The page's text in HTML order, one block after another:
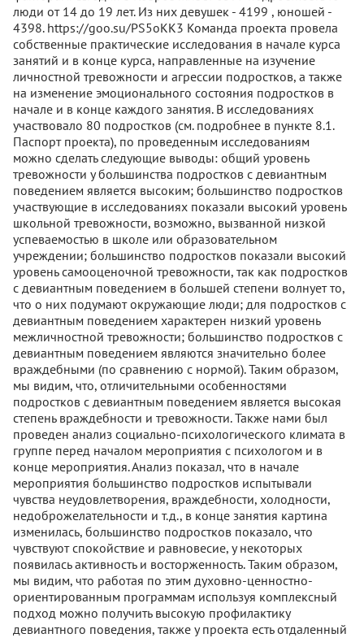
люди от 14 до 19 лет. Из них девушек - 4199 , юношей -
4398. https://goo.su/PS5oKK3 Команда проекта провела
собственные практические исследования в начале курса
занятий и в конце курса, направленные на изучение
личностной тревожности и агрессии подростков, а также
на изменение эмоционального состояния подростков в
начале и в конце каждого занятия. В исследованиях
участвовало 80 подростков (см. подробнее в пункте 8.1.
Паспорт проекта), по проведенным исследованиям
можно сделать следующие выводы: общий уровень
тревожности у большинства подростков с девиантным
поведением является высоким; большинство подростков
участвующие в исследованиях показали высокий уровень
школьной тревожности, возможно, вызванной низкой
успеваемостью в школе или образовательном
учреждении; большинство подростков показали высокий
уровень самооценочной тревожности, так как подростков
с девиантным поведением в большей степени волнует то,
что о них подумают окружающие люди; для подростков с
девиантным поведением характерен низкий уровень
межличностной тревожности; большинство подростков с
девиантным поведением являются значительно более
враждебными (по сравнению с нормой). Таким образом,
мы видим, что, отличительными особенностями
подростков с девиантным поведением является высокая
степень враждебности и тревожности. Также нами был
проведен анализ социально-психологического климата в
группе перед началом мероприятия с психологом и в
конце мероприятия. Анализ показал, что в начале
мероприятия большинство подростков испытывали
чувства неудовлетворения, враждебности, холодности,
недоброжелательности и т.д., в конце занятия картина
изменилась, большинство подростков показало, что
чувствуют спокойствие и равновесие, у некоторых
появилась активность и восторженность. Таким образом,
мы видим, что работая по этим духовно-ценностно-
ориентированным программам используя комплексный
подход можно получить высокую профилактику
девиантного поведения, также у проекта есть отдаленный